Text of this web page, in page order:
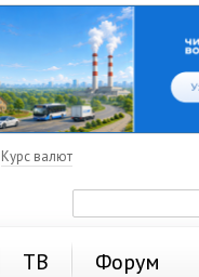
Курс валют
ТВ Форум